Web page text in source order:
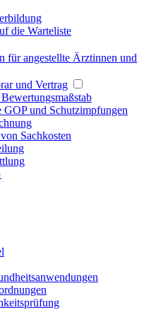
die Warteliste
für angestellte Ärztinnen und
und Vertrag
und Schutzimpfungen
Sachkosten